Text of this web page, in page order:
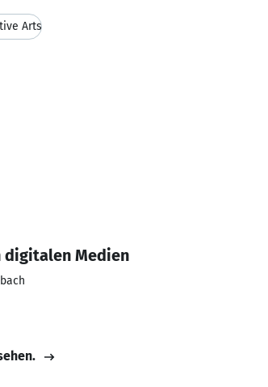
Arts
digitalen Medien